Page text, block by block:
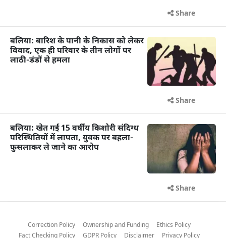
Share
बलिया: बारिश के पानी के निकास को लेकर
विवाद, एक ही परिवार के तीन लोगों पर
लाठी-डंडों से हमला
Share
बलिया: खेत गई 15 वर्षीय किशोरी संदिग्ध
परिस्थितियों में लापता, युवक पर बहला-
फुसलाकर ले जाने का आरोप
Share
Correction Policy Ownership and Funding
Ethics Policy
Fact Checking Policy
GDPR Policy Disclaimer
Privacy Policy